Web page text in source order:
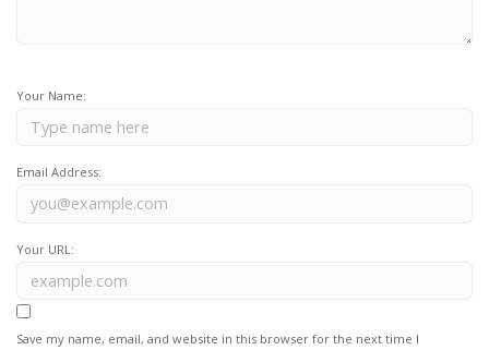
Your Name:
Email Address:
Your URL:
Save my name, email, and website in this browser for the next time I